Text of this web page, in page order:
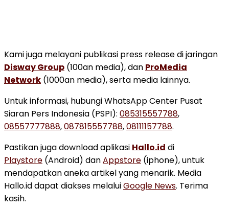
Kami juga melayani publikasi press release di jaringan
Disway Group (100an media), dan ProMedia
Network (1000an media), serta media lainnya.
Untuk informasi, hubungi WhatsApp Center Pusat
Siaran Pers Indonesia (PSPI): 085315557788,
08557777888,087815557788,08111157788.
Pastikan juga download aplikasi Hallo.id di
Playstore (Android) danAppstore (iphone), untuk
mendapatkan aneka artikel yang menarik. Media
Hallo.id dapat diakses melaluiGoogle News. Terima
kasih.